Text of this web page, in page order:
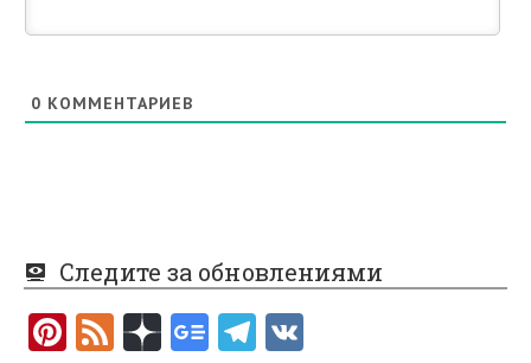
0 КОММЕНТАРИЕВ
Следите за обновлениями
Pi F